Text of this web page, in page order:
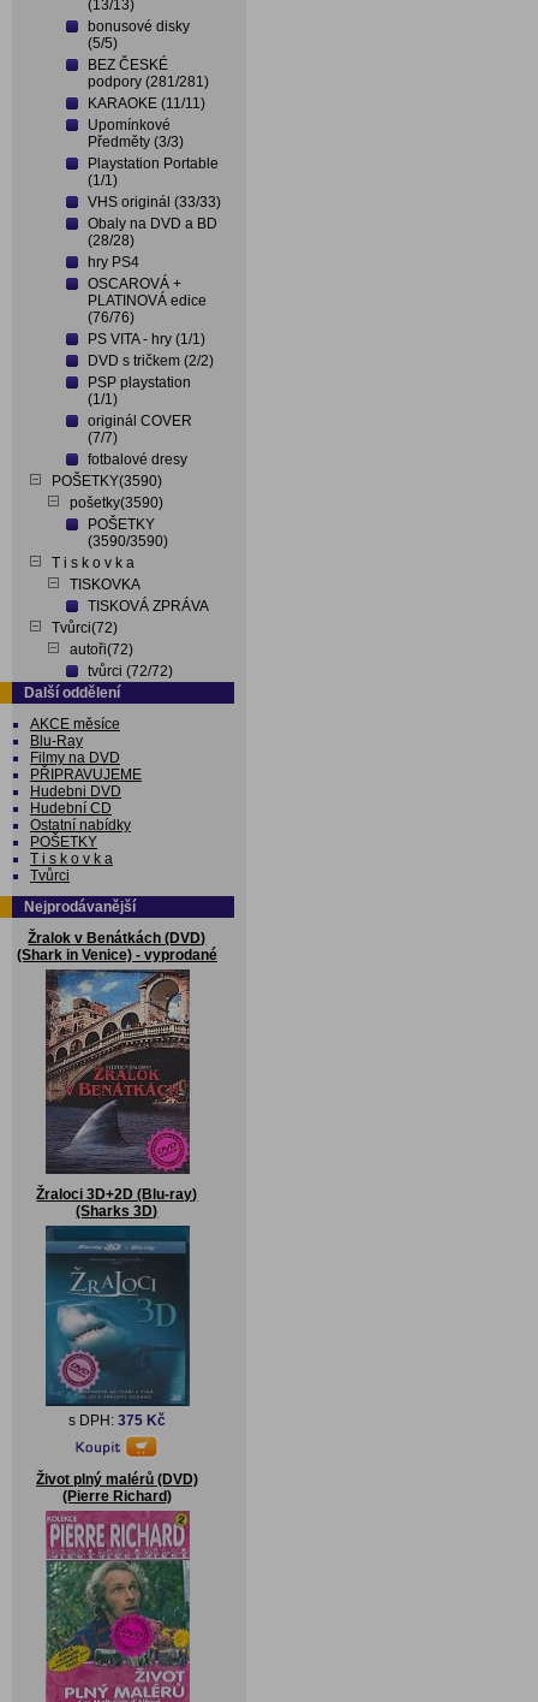
(13/13)
bonusové disky
(5/5)
BEZ ČESKÉ
podpory (281/281)
KARAOKE (11/11)
Upomínkové
Předměty (3/3)
Playstation Portable
(1/1)
VHS originál (33/33)
Obaly na DVD a BD
(28/28)
hry PS4
OSCAROVÁ +
PLATINOVÁ edice
(76/76)
PS VITA - hry (1/1)
DVD s tričkem (2/2)
PSP playstation
(1/1)
originál COVER
(7/7)
fotbalové dresy
POŠETKY(3590)
pošetky(3590)
POŠETKY
(3590/3590)
T i s k o v k a
TISKOVKA
TISKOVÁ ZPRÁVA
Tvůrci(72)
autoři(72)
tvůrci (72/72)
Další oddělení
AKCE měsíce
Blu-Ray
Filmy na DVD
PŘIPRAVUJEME
Hudebni DVD
Hudební CD
Ostatní nabídky
POŠETKY
T i s k o v k a
Tvůrci
Nejprodávanější
Žralok v Benátkách (DVD)
(Shark in Venice) - vyprodané
Žraloci 3D+2D (Blu-ray)
(Sharks 3D)
s DPH: 375 Kč
Život plný malérů (DVD)
(Pierre Richard)